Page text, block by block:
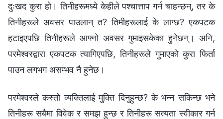
दुःखद कुरा हो। तिनीहरूमध्ये केहीले पश्‍चात्ताप गर्न चाहन्छन्, तर के
तिनीहरूले अवसर पाउलान् त? तिमीहरूलाई के लाग्छ? एकपटक
हटाइएपछि तिनीहरूले आफ्नो अवसर गुमाइसकेका हुनेछन्। अनि,
परमेश्‍वरद्वारा एकपटक त्यागिएपछि, तिनीहरूले गुमाएको कुरा फिर्ता
पाउन लगभग असम्भव नै हुनेछ।
परमेश्‍वरले कस्तो व्यक्तिलाई मुक्ति दिनुहुन्छ? के भन्‍न सकिन्छ भने
तिनीहरू सबैमा विवेक र समझ हुन्छ र तिनीहरू सत्यता स्वीकार गर्न